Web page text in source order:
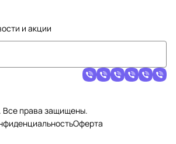
и акции
права защищены.
Оферта